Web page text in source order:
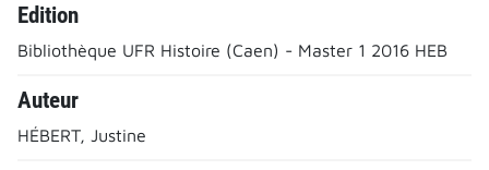
Edition
Bibliothèque UFR Histoire (Caen) - Master 1 2016 HEB
Auteur
HÉBERT, Justine